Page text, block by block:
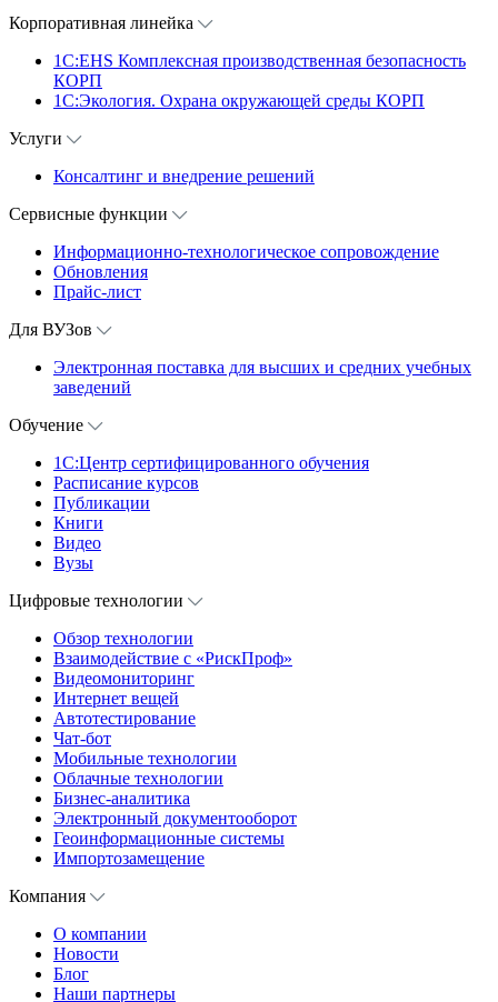
Корпоративная линейка
1С:EHS Комплексная производственная безопасность
КОРП
1С:Экология. Охрана окружающей среды КОРП
Услуги
Консалтинг и внедрение решений
Сервисные функции
Информационно-технологическое сопровождение
Обновления
Прайс-лист
Для ВУЗов
Электронная поставка для высших и средних учебных
заведений
Обучение
1С:Центр сертифицированного обучения
Расписание курсов
Публикации
Книги
Видео
Вузы
Цифровые технологии
Обзор технологии
Взаимодействие с «РискПроф»
Видеомониторинг
Интернет вещей
Автотестирование
Чат-бот
Мобильные технологии
Облачные технологии
Бизнес-аналитика
Электронный документооборот
Геоинформационные системы
Импортозамещение
Компания
О компании
Новости
Блог
Наши партнеры